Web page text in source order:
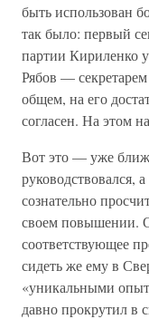
быть использован
так было: первый
партии Кириленко
Рябов —
общем, на его
согласен. На этом
Вот это — уже
руководствовался,
сознательно
своем повышении.
соответствующее
сидеть же ему в
«уникальными
давно прокрутил в